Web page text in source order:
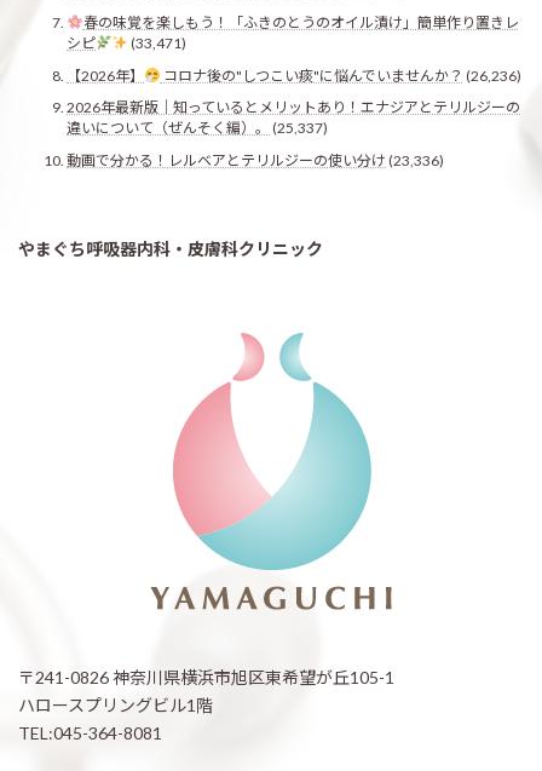
春の味覚を楽しもう！「ふきのとうのオイル漬け」簡単作り置きレ
シピ
(33,471)
【2026年】
コロナ後の"しつこい痰"に悩んでいませんか？ (26,236)
2026年最新版｜知っているとメリットあり！エナジアとテリルジーの
違いについて（ぜんそく編）。
(25,337)
動画で分かる！レルベアとテリルジーの使い分け (23,336)
やまぐち呼吸器内科・皮膚科クリニック
〒241-0826 神奈川県横浜市旭区東希望が丘105-1
ハロースプリングビル1階
TEL:045-364-8081